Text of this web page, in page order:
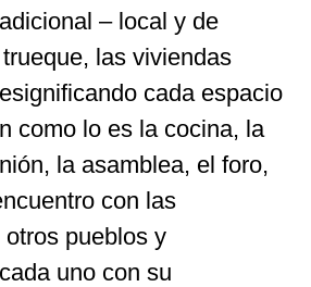
– local y de
las viviendas
cada espacio
como lo es la cocina, la
la asamblea, el foro,
con las
pueblos y
uno con su